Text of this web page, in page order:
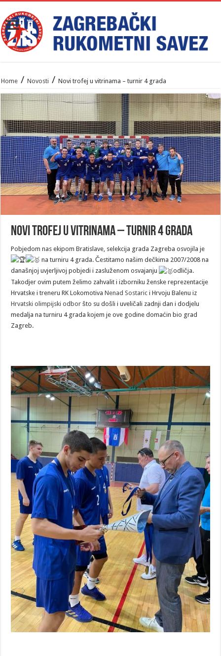
Home / Novosti / Novi trofej u vitrinama – turnir 4 grada
Novi trofej u vitrinama – turnir 4 grada
Pobjedom nas ekipom Bratislave, selekcija grada Zagreba osvojila je
na turniru 4 grada. Čestitamo našim dečkima 2007/2008 na
današnjoj uvjerljivoj pobjedi i zasluženom osvajanju
odličja.
Takodjer ovim putem želimo zahvalit i izborniku ženske reprezentacije
Hrvatske i treneru RK LokomotivaNenad Sostaric i Hrvoju Balenu iz
Hrvatski olimpijski odbor što su došli i uveličali zadnji dan i dodjelu
medalja na turniru 4 grada kojem je ove godine domaćin bio grad
Zagreb.